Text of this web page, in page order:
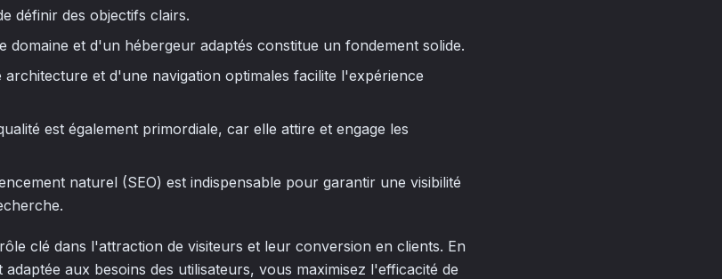
définir des objectifs clairs.
domaine et d'un hébergeur adaptés constitue un fondement solide.
et d'une navigation optimales facilite l'expérience
est également primordiale, car elle attire et engage les
naturel (SEO) est indispensable pour garantir une visibilité
clé dans l'attraction de visiteurs et leur conversion en clients. En
aux besoins des utilisateurs, vous maximisez l'efficacité de